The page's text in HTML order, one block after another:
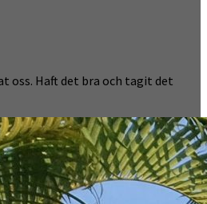
oss. Haft det bra och tagit det